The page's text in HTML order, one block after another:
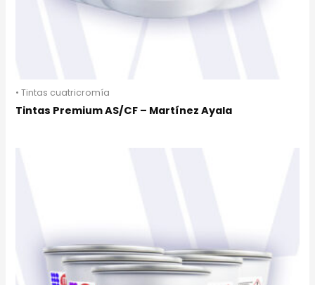
• Tintas cuatricromía
Tintas Premium AS/CF – Martínez Ayala